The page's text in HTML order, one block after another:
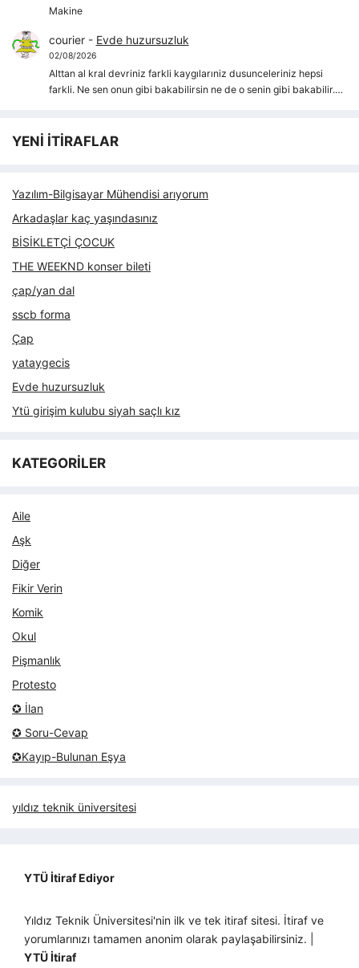
Makine
courier- Evde huzursuzluk
02/08/2026
Alttan al kral devriniz farkli kaygılarıniz dusunceleriniz hepsi
farkli. Ne sen onun gibi bakabilirsin ne de o senin gibi bakabilir.…
YENİ İTİRAFLAR
Yazılım-Bilgisayar Mühendisi arıyorum
Arkadaşlar kaç yaşındasınız
BİSİKLETÇİ ÇOCUK
THE WEEKND konser bileti
çap/yan dal
sscb forma
Çap
yataygecis
Evde huzursuzluk
Ytü girişim kulubu siyah saçlı kız
KATEGORİLER
Aile
Aşk
Diğer
Fikir Verin
Komik
Okul
Pişmanlık
Protesto
✪ İlan
✪ Soru-Cevap
✪Kayıp-Bulunan Eşya
yıldız teknik üniversitesi
YTÜ İtiraf Ediyor
Yıldız Teknik Üniversitesi'nin ilk ve tek itiraf sitesi. İtiraf ve
yorumlarınızı tamamen anonim olarak paylaşabilirsiniz. |
YTÜ İtiraf